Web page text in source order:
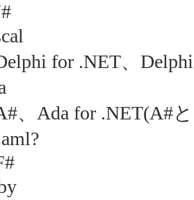
for .NET、Delphi
Ada for .NET(A#